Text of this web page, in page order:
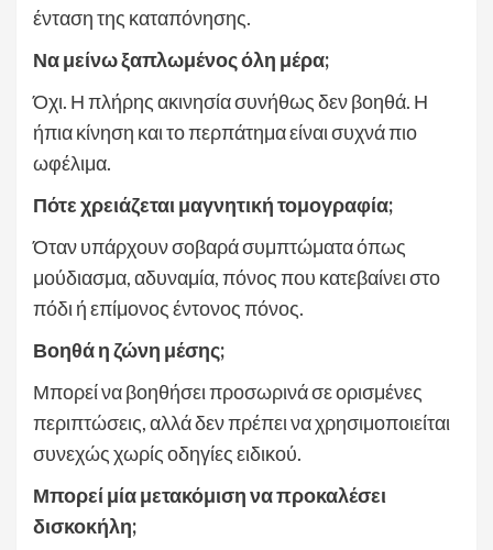
ένταση της καταπόνησης.
Να μείνω ξαπλωμένος όλη μέρα;
Όχι. Η πλήρης ακινησία συνήθως δεν βοηθά. Η
ήπια κίνηση και το περπάτημα είναι συχνά πιο
ωφέλιμα.
Πότε χρειάζεται μαγνητική τομογραφία;
Όταν υπάρχουν σοβαρά συμπτώματα όπως
μούδιασμα, αδυναμία, πόνος που κατεβαίνει στο
πόδι ή επίμονος έντονος πόνος.
Βοηθά η ζώνη μέσης;
Μπορεί να βοηθήσει προσωρινά σε ορισμένες
περιπτώσεις, αλλά δεν πρέπει να χρησιμοποιείται
συνεχώς χωρίς οδηγίες ειδικού.
Μπορεί μία μετακόμιση να προκαλέσει
δισκοκήλη;